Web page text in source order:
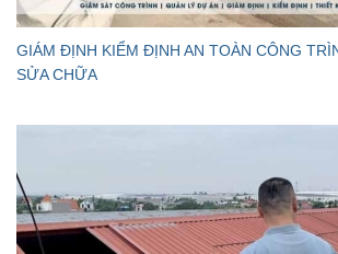
GIÁM ĐỊNH KIỂM ĐỊNH AN TOÀN CÔNG
SỬA CHỮA